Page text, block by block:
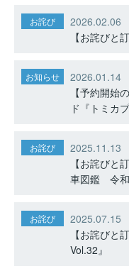
お詫び
2026.02.06
【お詫びと
お知らせ
2026.01.14
【予約開始
ド『トミカ
お詫び
2025.11.13
【お詫びと
車図鑑 令和
お詫び
2025.07.15
【お詫びと
Vol.32』